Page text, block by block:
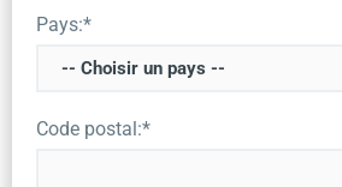
Pays:*
Code postal:*